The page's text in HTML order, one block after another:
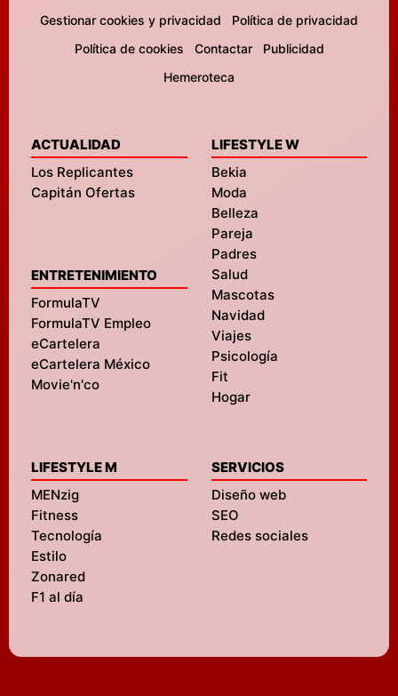
Gestionar cookies y privacidad
Política de privacidad
Política de cookies
Contactar
Publicidad
Hemeroteca
ACTUALIDAD
Los Replicantes
Capitán Ofertas
ENTRETENIMIENTO
FormulaTV
FormulaTV Empleo
eCartelera
eCartelera México
Movie'n'co
LIFESTYLE W
Bekia
Moda
Belleza
Pareja
Padres
Salud
Mascotas
Navidad
Viajes
Psicología
Fit
Hogar
LIFESTYLE M
MENzig
Fitness
Tecnología
Estilo
Zonared
F1 al día
SERVICIOS
Diseño web
SEO
Redes sociales